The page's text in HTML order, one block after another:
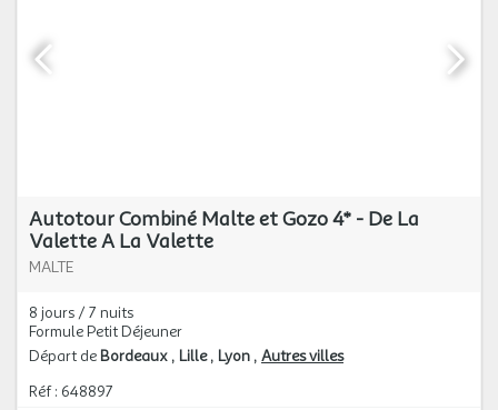
Autotour Combiné Malte et Gozo 4* - De La
Valette A La Valette
MALTE
8 jours / 7 nuits
Formule Petit Déjeuner
Départ de Bordeaux Lille Lyon Autres villes
Réf : 648897